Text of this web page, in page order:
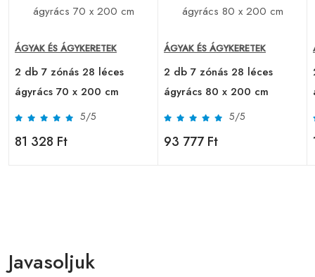
ÁGYAK ÉS ÁGYKERETEK
2 db 7 zónás 28 léces
ágyrács 70 x 200 cm
5/5
81 328 Ft
ÁGYAK ÉS ÁGYKERETEK
2 db 7 zónás 28 léces
ágyrács 80 x 200 cm
5/5
93 777 Ft
Javasoljuk